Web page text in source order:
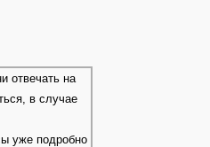
отвечать на
в случае
уже подробно